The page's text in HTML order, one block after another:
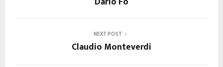
NEXT POST
Claudio Monteverdi